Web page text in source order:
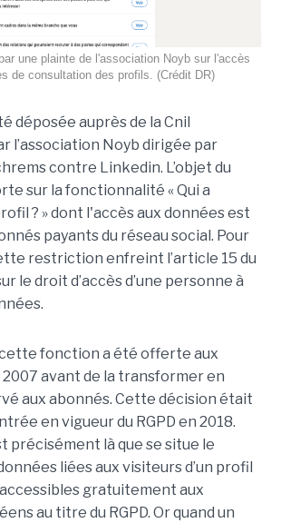
une plainte de l'association Noyb sur l'accès
de consultation des profils. (Crédit DR)
déposée auprès de la Cnil
l’association Noyb dirigée par
contre Linkedin. L’objet du
sur la fonctionnalité « Qui a
? » dont l'accès aux données est
payants du réseau social. Pour
restriction enfreint l’article 15 du
le droit d’accès d’une personne à
cette fonction a été offerte aux
avant de la transformer en
aux abonnés. Cette décision était
en vigueur du RGPD en 2018.
précisément là que se situe le
liées aux visiteurs d’un profil
gratuitement aux
au titre du RGPD. Or quand un